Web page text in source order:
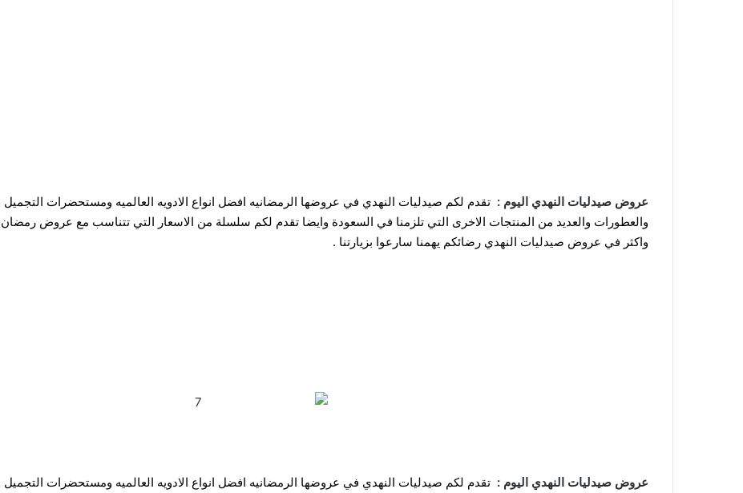
عروض صيدليات النهدي اليوم : تقدم لكم صيدليات النهدي في عروضها الرمضانيه افضل انواع الادويه العالميه ومستحضرات
والعطورات والعديد من المنتجات الاخرى التي تلزمنا في السعودة وايضا تقدم لكم سلسلة من الاسعار التي تتناسب مع عروض
واكثر في عروض صيدليات النهدي رضائكم يهمنا سارعوا بزيارتنا .
عروض صيدليات النهدي اليوم : تقدم لكم صيدليات النهدي في عروضها الرمضانيه افضل انواع الادويه العالميه ومستحضرات